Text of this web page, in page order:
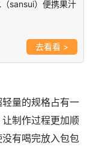
sansui）便携果汁
>
量的规格占有一
制作过程更加顺
有喝完放入包包